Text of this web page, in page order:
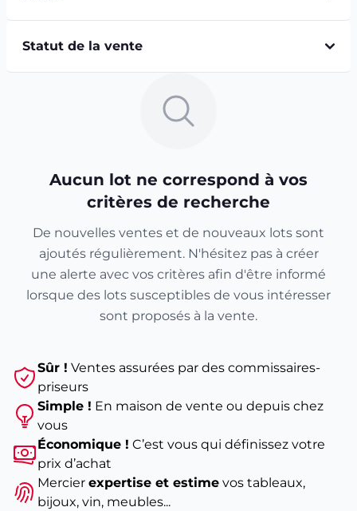
Statut de la vente
Aucun lot ne correspond à vos
critères de recherche
De nouvelles ventes et de nouveaux lots sont
ajoutés régulièrement. N'hésitez pas à créer
une alerte avec vos critères afin d'être informé
lorsque des lots susceptibles de vous intéresser
sont proposés à la vente.
Sûr ! Ventes assurées par des commissaires-
priseurs
Simple ! En maison de vente ou depuis chez
vous
Économique ! C’est vous qui définissez votre
prix d’achat
Mercier expertise et estimevos tableaux,
bijoux, vin, meubles...